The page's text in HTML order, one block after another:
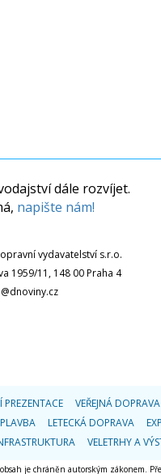
dále rozvíjet.
napište nám!
vydavatelství s.r.o.
1959/11, 148 00 Praha 4
PREZENTACE VEŘEJNÁ DOPRAVA
LETECKÁ DOPRAVA
VELETRHY A
je chráněn autorským